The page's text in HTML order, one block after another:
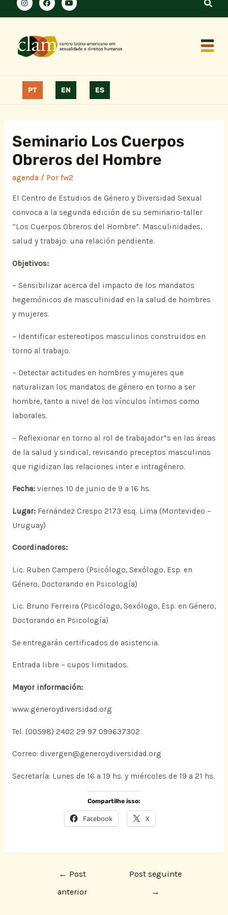
PT EN ES
Seminario Los Cuerpos
Obreros del Hombre
agenda/ Por fw2
El Centro de Estudios de Género y Diversidad Sexual
convoca a la segunda edición de su seminario-taller
“Los Cuerpos Obreros del Hombre”. Masculinidades,
salud y trabajo: una relación pendiente.
Objetivos:
– Sensibilizar acerca del impacto de los mandatos
hegemónicos de masculinidad en la salud de hombres
y mujeres.
– Identificar estereotipos masculinos construidos en
torno al trabajo.
– Detectar actitudes en hombres y mujeres que
naturalizan los mandatos de género en torno a ser
hombre, tanto a nivel de los vínculos íntimos como
laborales.
– Reflexionar en torno al rol de trabajador*s en las áreas
de la salud y sindical, revisando preceptos masculinos
que rigidizan las relaciones inter e intragénero.
Fecha:viernes 10 de junio de 9 a 16 hs.
Lugar:Fernández Crespo 2173 esq. Lima (Montevideo –
Uruguay)
Coordinadores:
Lic. Ruben Campero (Psicólogo, Sexólogo, Esp. en
Género, Doctorando en Psicología)
Lic. Bruno Ferreira (Psicólogo, Sexólogo, Esp. en Género,
Doctorando en Psicología)
Se entregarán certificados de asistencia.
Entrada libre – cupos limitados.
Mayor información:
www.generoydiversidad.org
Tel. (00598) 2402 29 97 099637302
Correo: divergen@generoydiversidad.org
Secretaría: Lunes de 16 a 19 hs. y miércoles de 19 a 21 hs.
Compartilhe isso:
Facebook X
← Post
anterior
Post seguinte
→